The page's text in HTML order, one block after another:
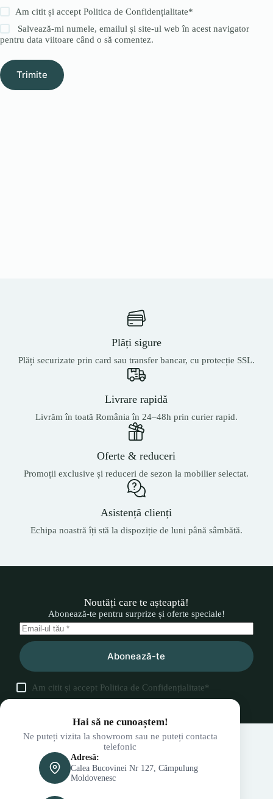
Am citit și acceptPolitica de Confidențialitate*
Salvează-mi numele, emailul și site-ul web în acest navigator
pentru data viitoare când o să comentez.
Trimite
Plăți sigure
Plăți securizate prin card sau transfer bancar, cu protecție SSL.
Livrare rapidă
Livrăm în toată România în 24–48h prin curier rapid.
Oferte & reduceri
Promoții exclusive și reduceri de sezon la mobilier selectat.
Asistență clienți
Echipa noastră îți stă la dispoziție de luni până sâmbătă.
Noutăți care te așteaptă!
Abonează-te pentru surprize și oferte speciale!
Abonează-te
Am citit și accept Politica de Confidențialitate*
Hai să ne cunoaștem!
Ne puteți vizita la showroom sau ne puteți contacta
telefonic
Adresă:
Calea Bucovinei Nr 127, Câmpulung
Moldovenesc